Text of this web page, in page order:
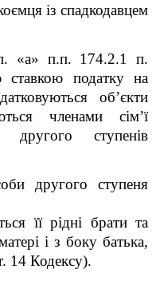
із спадкодавцем
«а» п.п. 174.2.1 п.
податку на
об’єкти
членами сім’ї
ступенів
другого ступеня
її рідні брати та
і з боку батька,
14 Кодексу).